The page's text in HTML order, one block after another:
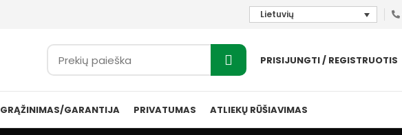
Lietuvių
PRISIJUNGTI / REGISTRUOTIS
GRĄŽINIMAS/GARANTIJA PRIVATUMAS ATLIEKŲ RŪŠIAVIMAS